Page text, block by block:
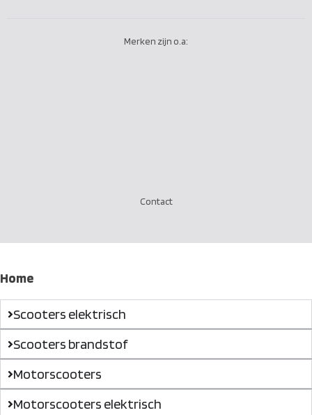
Merken zijn o.a:
Contact
Home
Scooters elektrisch
Scooters brandstof
Motorscooters
Motorscooters elektrisch